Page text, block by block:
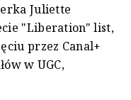
Juliette
"Liberation" list,
przez Canal+
w UGC,